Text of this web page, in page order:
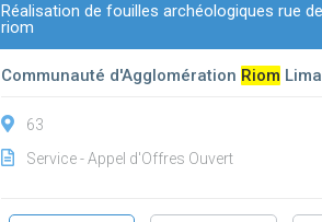
Réalisation de fouilles archéologiques rue
riom
Communauté d'Agglomération Riom
63
Service - Appel d'Offres Ouvert